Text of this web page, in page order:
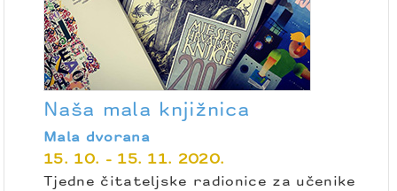
Naša mala knjižnica
Mala dvorana
15. 10. - 15. 11. 2020.
Tjedne čitateljske radionice za učenike